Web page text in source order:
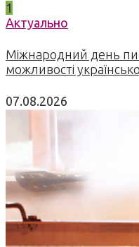
1
Актуально
Міжнародний день
можливості
07.08.2026